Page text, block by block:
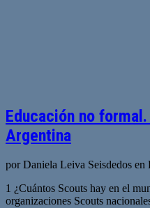
Educación no
Argentina
por Daniela Leiva Seisdedos
1 ¿Cuántos Scouts hay en el
organizaciones Scouts